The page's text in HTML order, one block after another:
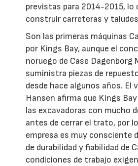
previstas para 2014-2015, lo
construir carreteras y taludes
Son las primeras máquinas
por Kings Bay, aunque el
noruego de Case Dagenborg
suministra piezas de
desde hace algunos años. El
Hansen afirma que Kings
las excavadoras con mucho
antes de cerrar el trato, por
empresa es muy consciente
de durabilidad y fiabilidad de
condiciones de trabajo